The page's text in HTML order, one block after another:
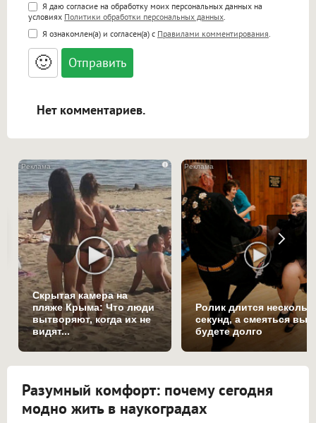
Поддержка HTML
<b>, <strong>, <u>, <i>, <em>, <s>, <big>,
<small>, <sup>, <sub>, <pre>, <ul>, <ol>, <li>,
<blockquote>, <code> экранирует HTML,
адреса URL автоматически становятся
ссылками, и [img]адрес[/img] будет
Я даю согласие на обработку моих персональных данных на
условиях Политики обработки персональных данных
Я ознакомлен(а) и согласен(а) с Правилами комментирования
🙂
Нет комментариев.
i
Скрытая камера на
пляже Крыма: Что люди
вытворяют, когда их не
видят...
Ролик длится
секунд, а смеяться вы
будете долго
Разумный комфорт: почему сегодня
модно жить в наукоградах